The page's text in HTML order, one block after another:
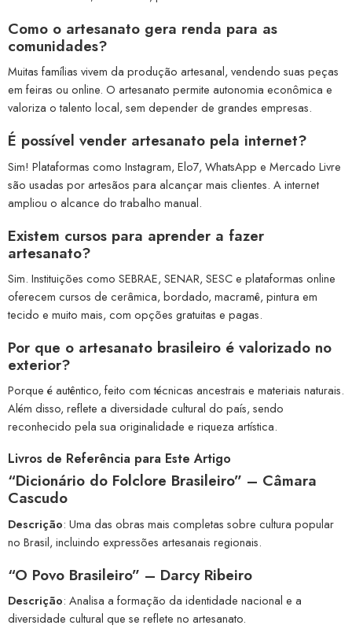
Como o artesanato gera renda para as
comunidades?
Muitas famílias vivem da produção artesanal, vendendo suas peças
em feiras ou online. O artesanato permite autonomia econômica e
valoriza o talento local, sem depender de grandes empresas.
É possível vender artesanato pela internet?
Sim! Plataformas como Instagram, Elo7, WhatsApp e Mercado Livre
são usadas por artesãos para alcançar mais clientes. A internet
ampliou o alcance do trabalho manual.
Existem cursos para aprender a fazer
artesanato?
Sim. Instituições como SEBRAE, SENAR, SESC e plataformas online
oferecem cursos de cerâmica, bordado, macramê, pintura em
tecido e muito mais, com opções gratuitas e pagas.
Por que o artesanato brasileiro é valorizado no
exterior?
Porque é autêntico, feito com técnicas ancestrais e materiais naturais.
Além disso, reflete a diversidade cultural do país, sendo
reconhecido pela sua originalidade e riqueza artística.
Livros de Referência para Este Artigo
“Dicionário do Folclore Brasileiro” – Câmara
Cascudo
Descrição: Uma das obras mais completas sobre cultura popular
no Brasil, incluindo expressões artesanais regionais.
“O Povo Brasileiro” – Darcy Ribeiro
Descrição: Analisa a formação da identidade nacional e a
diversidade cultural que se reflete no artesanato.